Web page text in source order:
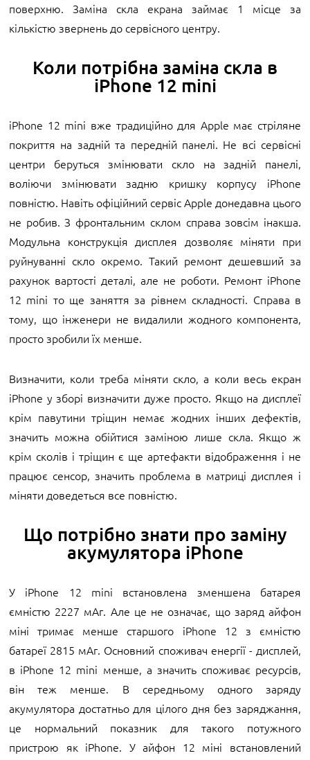
поверхню. Заміна скла екрана займає 1 місце за
кількістю звернень до сервісного центру.
Коли потрібна заміна скла в
iPhone 12 mini
iPhone 12 mini вже традиційно для Apple має стріляне
покриття на задній та передній панелі. Не всі сервісні
центри беруться змінювати скло на задній панелі,
воліючи змінювати задню кришку корпусу iPhone
повністю. Навіть офіційний сервіс Apple донедавна цього
не робив. З фронтальним склом справа зовсім інакша.
Модульна конструкція дисплея дозволяє міняти при
руйнуванні скло окремо. Такий ремонт дешевший за
рахунок вартості деталі, але не роботи. Ремонт iPhone
12 mini то ще заняття за рівнем складності. Справа в
тому, що інженери не видалили жодного компонента,
просто зробили їх менше.
Визначити, коли треба міняти скло, а коли весь екран
iPhone у зборі визначити дуже просто. Якщо на дисплеї
крім павутини тріщин немає жодних інших дефектів,
значить можна обійтися заміною лише скла. Якщо ж
крім сколів і тріщин є ще артефакти відображення і не
працює сенсор, значить проблема в матриці дисплея і
міняти доведеться все повністю.
Що потрібно знати про заміну
акумулятора iPhone
У iPhone 12 mini встановлена зменшена батарея
ємністю 2227 мАг. Але це не означає, що заряд айфон
міні тримає менше старшого iPhone 12 з ємністю
батареї 2815 мАг. Основний споживач енергії - дисплей,
в iPhone 12 mini менше, а значить споживає ресурсів,
він теж менше. В середньому одного заряду
акумулятора достатньо для цілого дня без заряджання,
це нормальний показник для такого потужного
пристрою як iPhone. У айфон 12 міні встановлений